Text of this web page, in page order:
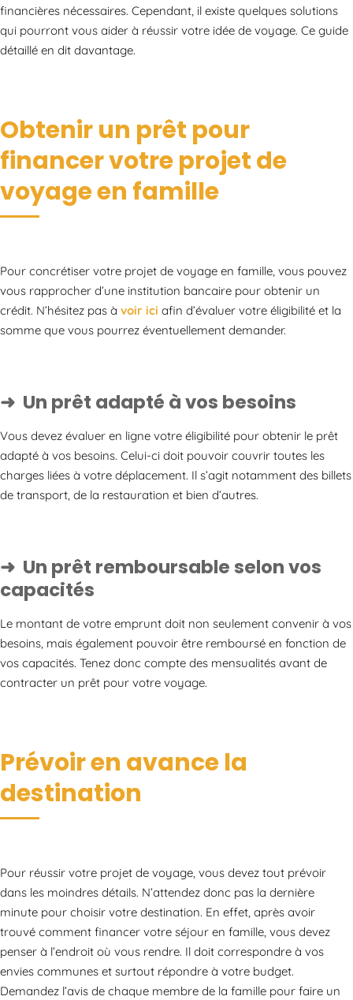
financières nécessaires. Cependant, il existe quelques solutions
qui pourront vous aider à réussir votre idée de voyage. Ce guide
détaillé en dit davantage.
Obtenir un prêt pour
financer votre projet de
voyage en famille
Pour concrétiser votre projet de voyage en famille, vous pouvez
vous rapprocher d’une institution bancaire pour obtenir un
crédit. N’hésitez pas à voir ici afin d’évaluer votre éligibilité et la
somme que vous pourrez éventuellement demander.
Un prêt adapté à vos besoins
Vous devez évaluer en ligne votre éligibilité pour obtenir le prêt
adapté à vos besoins. Celui-ci doit pouvoir couvrir toutes les
charges liées à votre déplacement. Il s’agit notamment des billets
de transport, de la restauration et bien d’autres.
Un prêt remboursable selon vos
capacités
Le montant de votre emprunt doit non seulement convenir à vos
besoins, mais également pouvoir être remboursé en fonction de
vos capacités. Tenez donc compte des mensualités avant de
contracter un prêt pour votre voyage.
Prévoir en avance la
destination
Pour réussir votre projet de voyage, vous devez tout prévoir
dans les moindres détails. N’attendez donc pas la dernière
minute pour choisir votre destination. En effet, après avoir
trouvé comment financer votre séjour en famille, vous devez
penser à l’endroit où vous rendre. Il doit correspondre à vos
envies communes et surtout répondre à votre budget.
Demandez l’avis de chaque membre de la famille pour faire un